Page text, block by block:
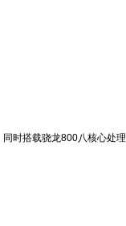
时搭载骁龙800八核心处理